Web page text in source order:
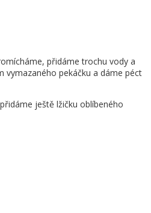
přidáme trochu vody a
vymazaného pekáčku a dáme péct
ještě lžičku oblíbeného